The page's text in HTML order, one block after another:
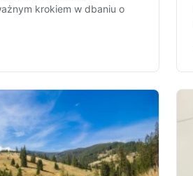
krokiem w dbaniu o